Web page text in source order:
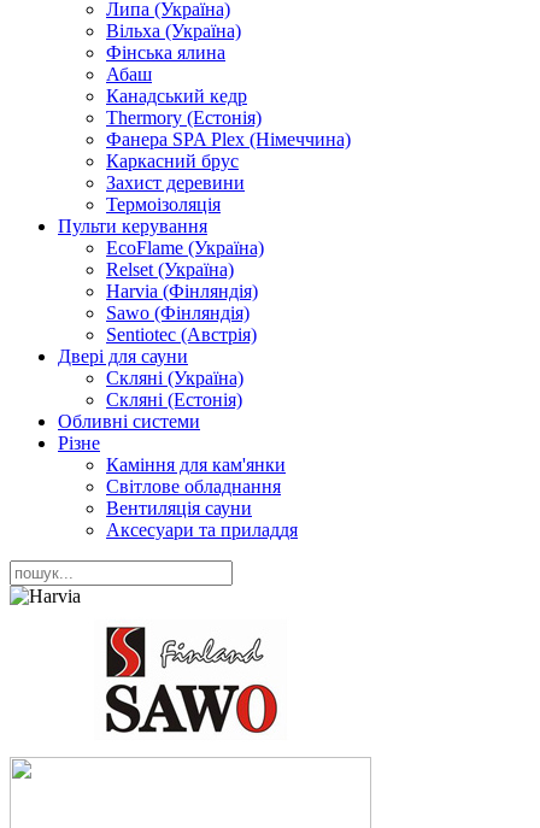
Липа (Україна)
Вільха (Україна)
Фінська ялина
Абаш
Канадський кедр
Thermory (Естонія)
Фанера SPA Plex (Німеччина)
Каркасний брус
Захист деревини
Термоізоляція
Пульти керування
EcoFlame (Україна)
Relset (Україна)
Harvia (Фінляндія)
Sawo (Фінляндія)
Sentiotec (Австрія)
Двері для сауни
Скляні (Україна)
Скляні (Естонія)
Обливні системи
Різне
Каміння для кам'янки
Світлове обладнання
Вентиляція сауни
Аксесуари та приладдя